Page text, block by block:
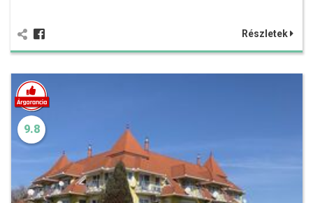
Részletek
9.8